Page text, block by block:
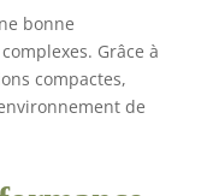
sont
avec
Bosch
et
bonne
Grâce à
compactes,
de